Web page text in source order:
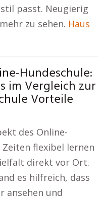
passt. Neugierig
zu sehen. Haus
Hundeschule:
im Vergleich zur
Vorteile
des Online-
Zeiten flexibel lernen
direkt vor Ort.
es hilfreich, dass
ansehen und